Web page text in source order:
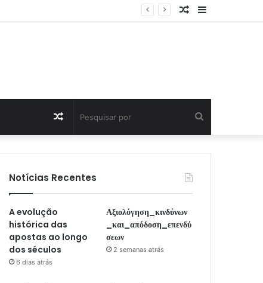
Sidebar
Artigo
por
Artigo
Aleatório
Notícias Recentes
A evolução
histórica das
apostas ao longo
dos séculos
6 dias atrás
Αξιολόγηση_κινδύνων
_και_απόδοση_επενδύ
σεων
2 semanas atrás